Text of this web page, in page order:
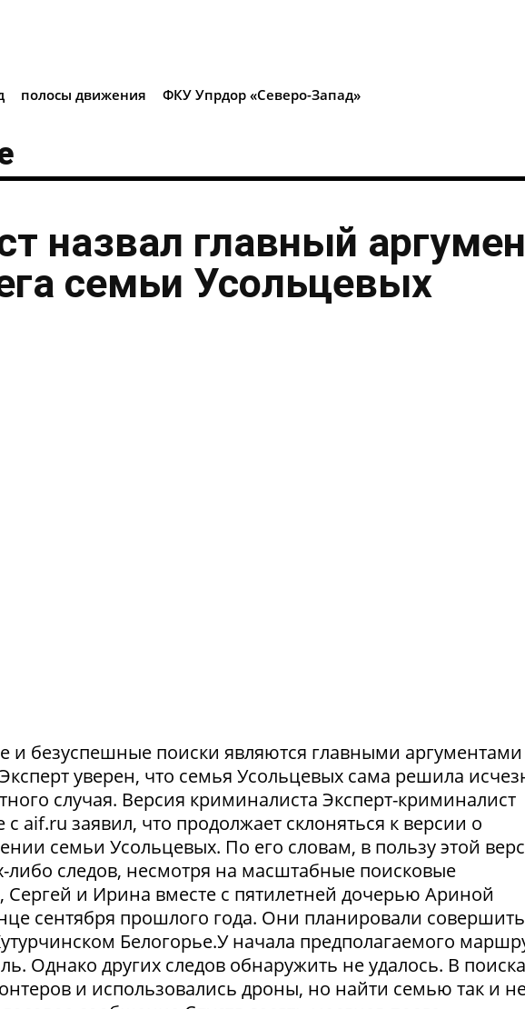
полосы движения ФКУ Упрдор «Северо-Запад»
назвал главный
семьи Усольцевых
и безуспешные поиски являются главными
уверен, что семья Усольцевых сама решила
случая. Версия криминалиста Эксперт-криминалист
aif.ru заявил, что продолжает склоняться к версии о
семьи Усольцевых. По его словам, в пользу этой
либо следов, несмотря на масштабные поисковые
и Ирина вместе с пятилетней дочерью Ариной
сентября прошлого года. Они планировали совершить
Белогорье.У начала предполагаемого
Однако других следов обнаружить не удалось. В
и использовались дроны, но найти семью так и